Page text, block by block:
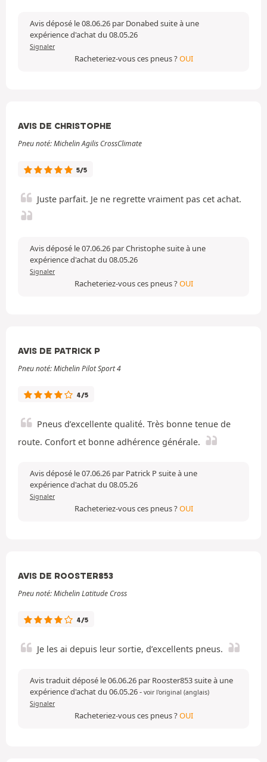
Avis déposé le 08.06.26 par Donabed suite à une
expérience d'achat du 08.05.26
Signaler
Racheteriez-vous ces pneus ?OUI
AVIS DE CHRISTOPHE
Pneu noté: Michelin Agilis CrossClimate
5/5
Juste parfait. Je ne regrette vraiment pas cet achat.
Avis déposé le 07.06.26 par Christophe suite à une
expérience d'achat du 08.05.26
Signaler
Racheteriez-vous ces pneus ?OUI
AVIS DE PATRICK P
Pneu noté: Michelin Pilot Sport 4
4/5
Pneus d’excellente qualité. Très bonne tenue de
route. Confort et bonne adhérence générale.
Avis déposé le 07.06.26 par Patrick P suite à une
expérience d'achat du 08.05.26
Signaler
Racheteriez-vous ces pneus ?OUI
AVIS DE ROOSTER853
Pneu noté: Michelin Latitude Cross
4/5
Je les ai depuis leur sortie, d’excellents pneus.
Avis traduit déposé le 06.06.26 par Rooster853 suite à une
expérience d'achat du 06.05.26- voir l'original (anglais)
Signaler
Racheteriez-vous ces pneus ?OUI